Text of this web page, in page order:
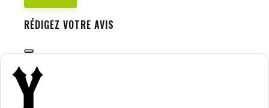
RÉDIGEZ VOTRE AVIS